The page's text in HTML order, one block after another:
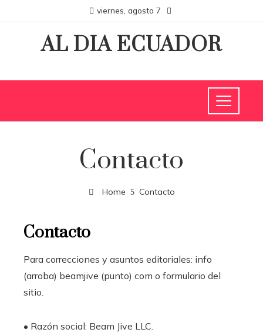
viernes, agosto 7
AL DIA ECUADOR
Contacto
Home Contacto
Contacto
Para correcciones y asuntos editoriales: info
(arroba) beamjive (punto) com o formulario del
sitio.
• Razón social: Beam Jive LLC.